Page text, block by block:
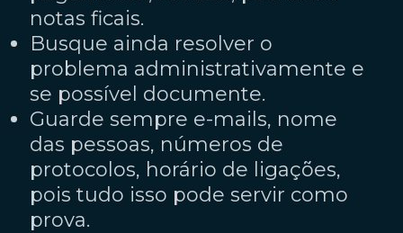
notas ficais.
Busque ainda resolver o
problema administrativamente e
se possível documente.
Guarde sempre e-mails, nome
das pessoas, números de
protocolos, horário de ligações,
pois tudo isso pode servir como
prova.